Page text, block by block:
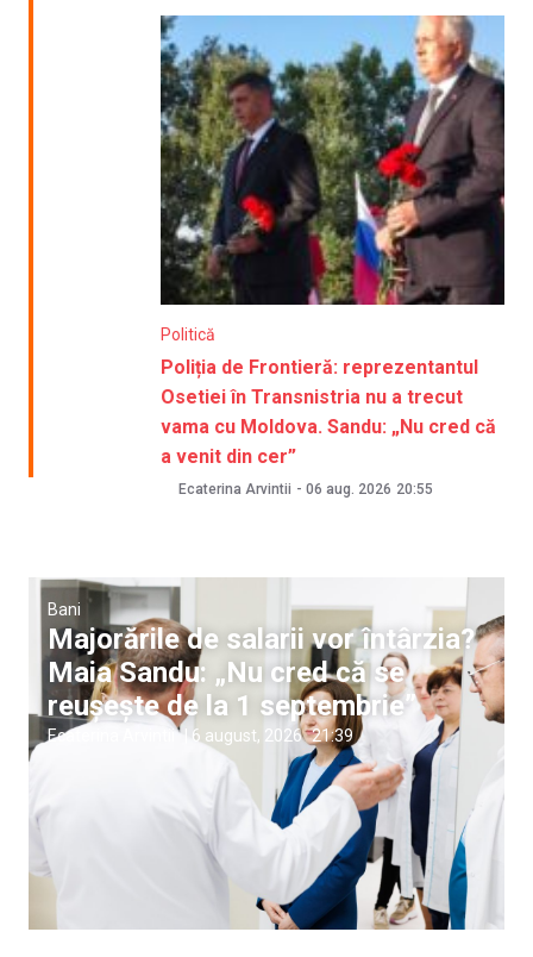
Politică
Poliția de Frontieră: reprezentantul
Osetiei în Transnistria nu a trecut
vama cu Moldova. Sandu: „Nu cred că
a venit din cer”
Ecaterina Arvintii - 06 aug. 2026 20:55
Bani
Majorările de salarii vor întârzia?
Maia Sandu: „Nu cred că se
reușește de la 1 septembrie”
Ecaterina Arvintii 6 august, 2026 21:39